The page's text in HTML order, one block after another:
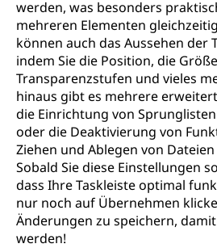
werden, was besonders
mehreren Elementen
können auch das Aussehen der
indem Sie die Position, die
Transparenzstufen und vieles
hinaus gibt es mehrere
die Einrichtung von
oder die Deaktivierung von
Ziehen und Ablegen von
Sobald Sie diese Einstellungen
dass Ihre Taskleiste optimal
nur noch auf Übernehmen
Änderungen zu speichern,
werden!